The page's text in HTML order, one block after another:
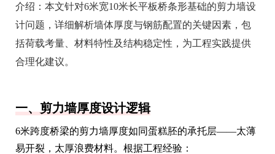
介绍： 本文针对6米宽10米长平板桥条形基础的剪力墙设
计问题，详细解析墙体厚度与钢筋配置的关键因素，包
括荷载考量、材料特性及结构稳定性，为工程实践提供
合理化建议。
一、剪力墙厚度设计逻辑
6米跨度桥梁的剪力墙厚度如同蛋糕胚的承托层——太薄
易开裂，太厚浪费材料。根据工程经验：